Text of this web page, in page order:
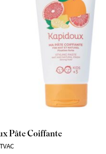
Pâte Coiffante
TVAC